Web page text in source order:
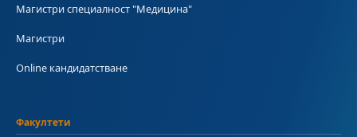
Магистри специалност "Медицина"
Магистри
Online кандидатстване
Факултети